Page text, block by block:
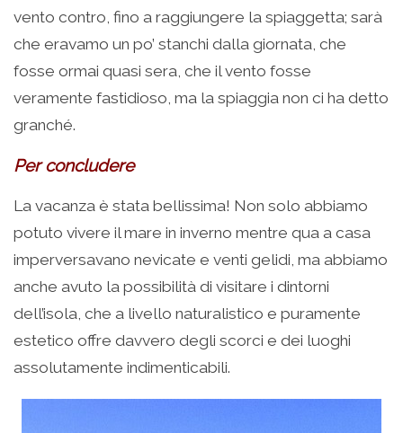
vento contro, fino a raggiungere la spiaggetta; sarà
che eravamo un po’ stanchi dalla giornata, che
fosse ormai quasi sera, che il vento fosse
veramente fastidioso, ma la spiaggia non ci ha detto
granché.
Per concludere
La vacanza è stata bellissima! Non solo abbiamo
potuto vivere il mare in inverno mentre qua a casa
imperversavano nevicate e venti gelidi, ma abbiamo
anche avuto la possibilità di visitare i dintorni
dell’isola, che a livello naturalistico e puramente
estetico offre davvero degli scorci e dei luoghi
assolutamente indimenticabili.